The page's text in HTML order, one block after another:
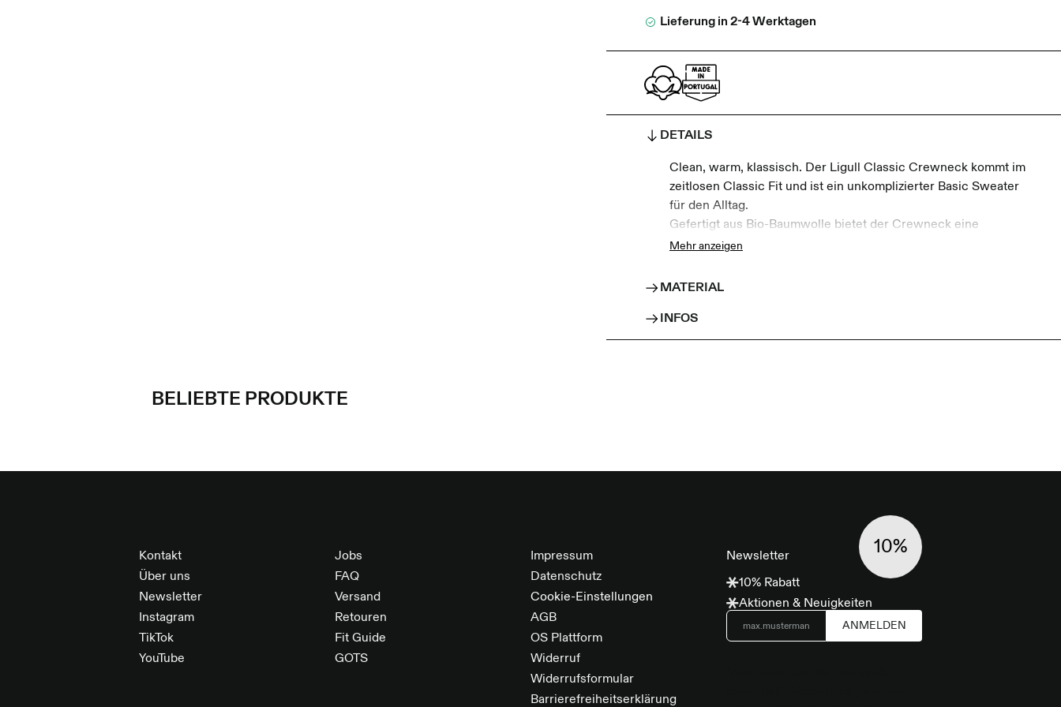
Lieferung in 2-4 Werktagen
DETAILS
Clean, warm, klassisch. Der Ligull Classic Crewneck kommt im
zeitlosen Classic Fit und ist ein unkomplizierter Basic Sweater
für den Alltag.
Gefertigt aus Bio-Baumwolle bietet der Crewneck eine
angenehme Haptik und eine hochwertige Qualität. Der
vielseitige Kombinierbarkeit.
Mehr anzeigen
MATERIAL
INFOS
BELIEBTE PRODUKTE
Kontakt
Über uns
Newsletter
Instagram
TikTok
YouTube
Jobs
FAQ
Versand
Retouren
Fit Guide
GOTS
Impressum
Datenschutz
Cookie-Einstellungen
AGB
OS Plattform
Widerruf
Widerrufsformular
Barrierefreiheitserklärung
Newsletter
10% Rabatt
Aktionen & Neuigkeiten
ANMELDEN
10%